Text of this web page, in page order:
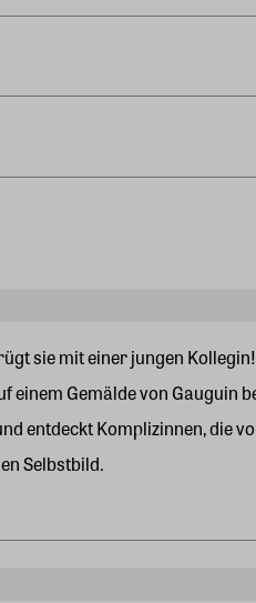
sie mit einer jungen
Gemälde von Gauguin
entdeckt Komplizinnen, die
Selbstbild.